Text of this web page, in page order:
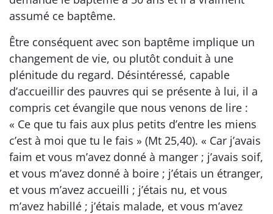
assumé ce baptême.
Être conséquent avec son baptême implique un
changement de vie, ou plutôt conduit à une
plénitude du regard. Désintéressé, capable
d’accueillir des pauvres qui se présente à lui, il a
compris cet évangile que nous venons de lire :
« Ce que tu fais aux plus petits d’entre les miens
c’est à moi que tu le fais » (Mt 25,40). « Car j’avais
faim et vous m’avez donné à manger ; j’avais soif,
et vous m’avez donné à boire ; j’étais un étranger,
et vous m’avez accueilli ; j’étais nu, et vous
m’avez habillé ; j’étais malade, et vous m’avez